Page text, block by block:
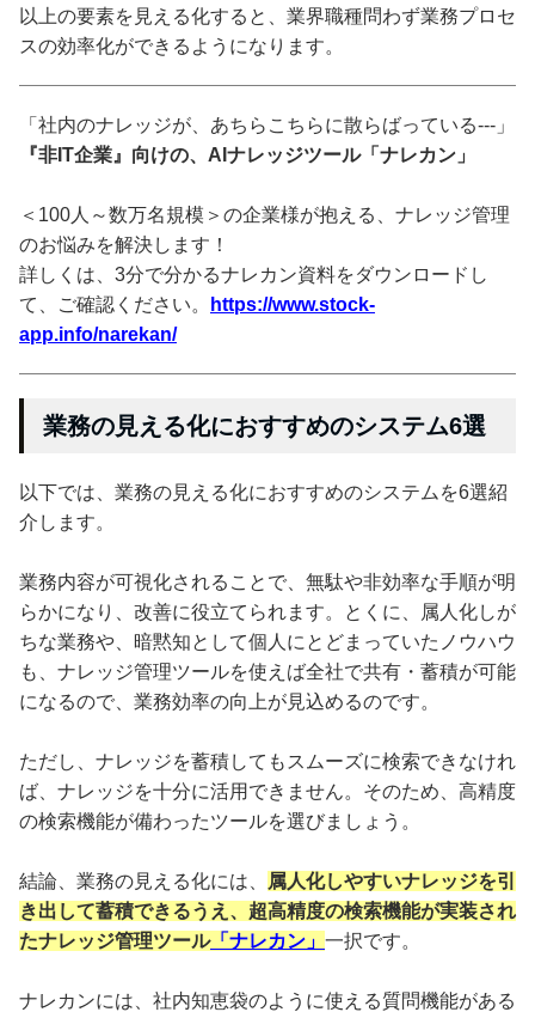
以上の要素を見える化すると、業界職種問わず業務プロセ
スの効率化ができるようになります。
「社内のナレッジが、あちらこちらに散らばっている---」
『非IT企業』向けの、AIナレッジツール「ナレカン」
＜100人～数万名規模＞の企業様が抱える、ナレッジ管理
のお悩みを解決します！
詳しくは、3分で分かるナレカン資料をダウンロードし
て、ご確認ください。
https://www.stock-
app.info/narekan/
業務の見える化におすすめのシステム6選
以下では、業務の見える化におすすめのシステムを6選紹
介します。
業務内容が可視化されることで、無駄や非効率な手順が明
らかになり、改善に役立てられます。とくに、属人化しが
ちな業務や、暗黙知として個人にとどまっていたノウハウ
も、ナレッジ管理ツールを使えば全社で共有・蓄積が可能
になるので、業務効率の向上が見込めるのです。
ただし、ナレッジを蓄積してもスムーズに検索できなけれ
ば、ナレッジを十分に活用できません。そのため、高精度
の検索機能が備わったツールを選びましょう。
結論、業務の見える化には、
属人化しやすいナレッジを引
き出して蓄積できるうえ、超高精度の検索機能が実装され
たナレッジ管理ツール「ナレカン」 一択です。
ナレカンには、社内知恵袋のように使える質問機能がある